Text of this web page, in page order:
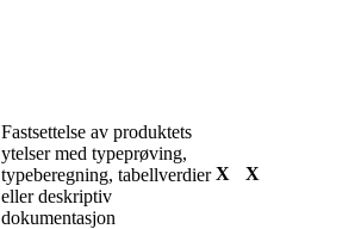
Fastsettelse av produktets
ytelser med typeprøving,
typeberegning, tabellverdier
eller deskriptiv
dokumentasjon
X X